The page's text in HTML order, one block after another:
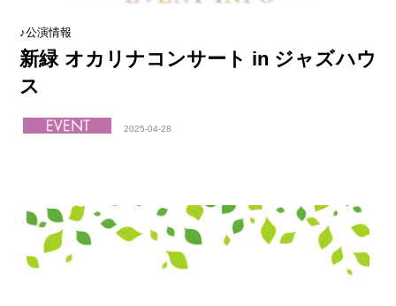
♪公演情報
新緑 オカリナコンサート in ジャズハウ
ス
2025-04-28